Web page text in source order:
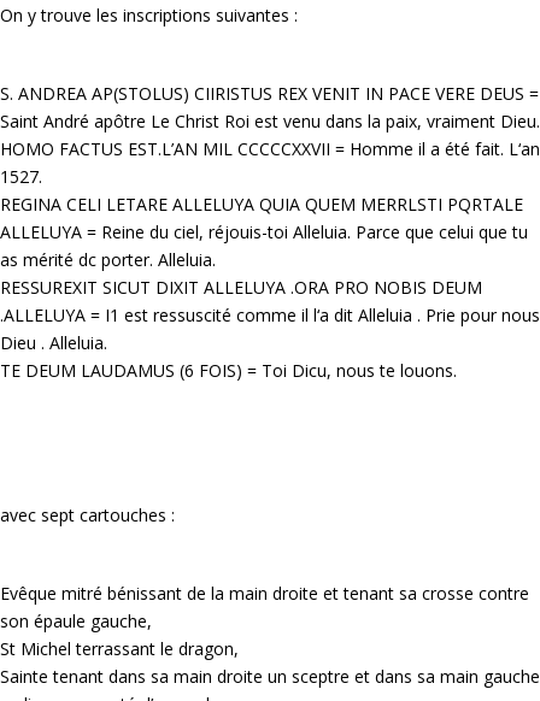
On y trouve les inscriptions suivantes :
S. ANDREA AP(STOLUS) CIIRISTUS REX VENIT IN PACE VERE DEUS =
Saint André apôtre Le Christ Roi est venu dans la paix, vraiment Dieu.
HOMO FACTUS EST.L’AN MIL CCCCCXXVII = Homme il a été fait. L‘an
1527.
REGINA CELI LETARE ALLELUYA QUIA QUEM MERRLSTI PQRTALE
ALLELUYA = Reine du ciel, réjouis-toi Alleluia. Parce que celui que tu
as mérité dc porter. Alleluia.
RESSUREXIT SICUT DIXIT ALLELUYA .ORA PRO NOBIS DEUM
.ALLELUYA = I1 est ressuscité comme il l‘a dit Alleluia . Prie pour nous
Dieu . Alleluia.
TE DEUM LAUDAMUS (6 FOIS) = Toi Dicu, nous te louons.
avec sept cartouches :
Evêque mitré bénissant de la main droite et tenant sa crosse contre
son épaule gauche,
St Michel terrassant le dragon,
Sainte tenant dans sa main droite un sceptre et dans sa main gauche